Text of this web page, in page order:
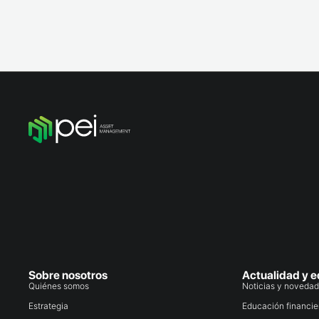
Sobre nosotros
Quiénes somos
Estrategia
Actualidad y
Noticias y
Educación